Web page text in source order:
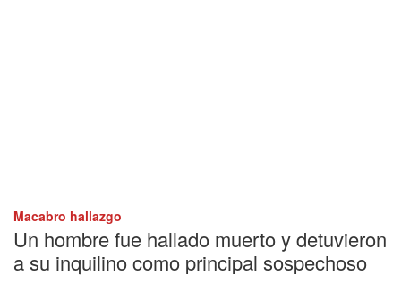
Macabro hallazgo
Un hombre fue hallado muerto y detuvieron
a su inquilino como principal sospechoso